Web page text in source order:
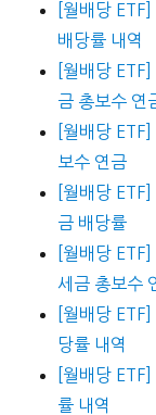
[월배당
배당률 내역
[월배당
금 총보수 연
[월배당
보수 연금
[월배당
금 배당률
[월배당
세금 총보수
[월배당
당률 내역
[월배당
률 내역